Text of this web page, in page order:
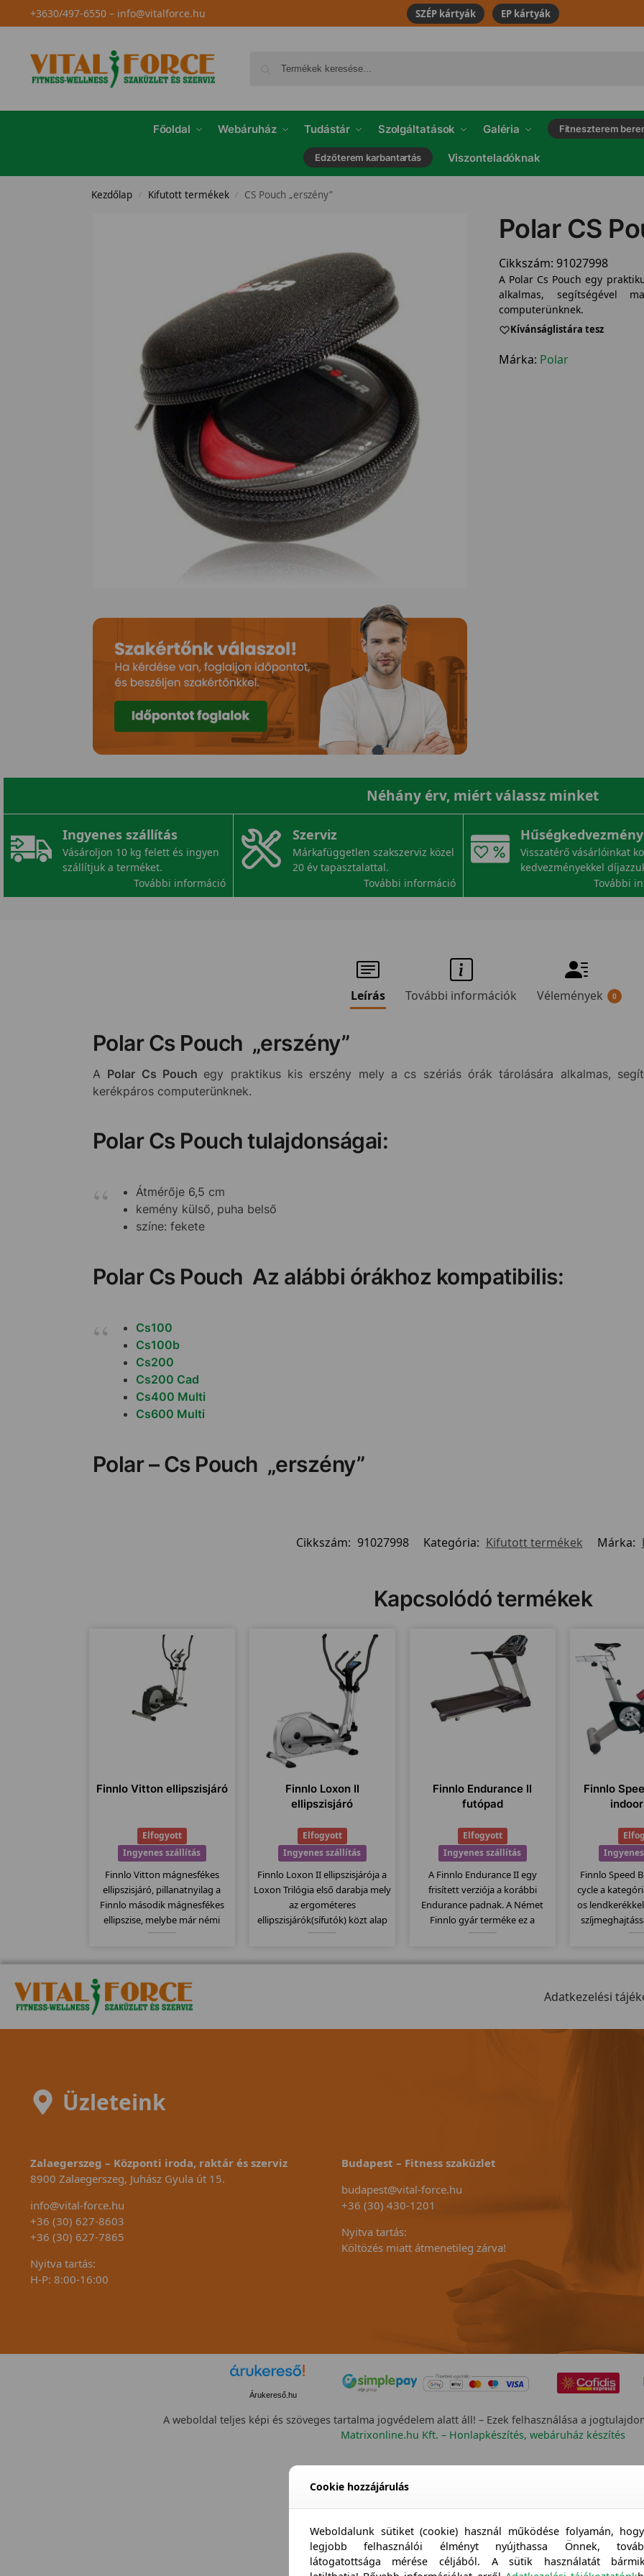
+3630/497-6550– info@vitalforce.hu SZÉP kártyák EP kártyák
Főoldal Webáruház Tudástár Szolgáltatások Galéria Fitneszterem
Edzőterem karbantartás Viszonteladóknak
Kezdőlap / Kifutott termékek / CS Pouch „erszény”
Polar CS
Cikkszám: 91027998
A Polar Cs Pouch egy
alkalmas, segítségével
computerünknek.
Kívánságlistára tesz
Márka: Polar
Néhány érv, miért válassz minket
Ingyenes szállítás
Vásároljon 10 kg felett és ingyen
szállítjuk a terméket.
További információ
Szerviz
Márkafüggetlen szakszerviz közel
20 év tapasztalattal.
További információ
Hűségkedvezmény
Visszatérő vásárlóinkat
kedvezményekkel
További
Leírás További információk Vélemények 0
Polar Cs Pouch „erszény”
A Polar Cs Pouch egy praktikus kis erszény mely a cs szériás órák tárolására alkalmas,
kerékpáros computerünknek.
Polar Cs Pouch tulajdonságai:
Átmérője 6,5 cm
kemény külső, puha belső
színe: fekete
Polar Cs Pouch Az alábbi órákhoz kompatibilis:
Cs100
Cs100b
Cs200
Cs200 Cad
Cs400 Multi
Cs600 Multi
Polar – Cs Pouch „erszény”
Cikkszám: 91027998 Kategória: Kifutott termékek Márka:
Kapcsolódó termékek
Finnlo Vitton ellipszisjáró
Elfogyott
Ingyenes szállítás
Finnlo Vitton mágnesfékes
ellipszisjáró, pillanatnyilag a
Finnlo második mágnesfékes
ellipszise, melybe már némi
Finum-ba. 18 kg-os lendkerékkel
és 10 erősségi fokozattal
tehetjük változatossá
Finnlo Loxon II
ellipszisjáró
Elfogyott
Ingyenes szállítás
Finnlo Loxon II ellipszisjárója a
Loxon Trilógia első darabja mely
az ergométeres
ellipszisjárók(sífutók) közt alap
wattig való állíthatósággal
Finnlo Endurance II
futópad
Elfogyott
Ingyenes szállítás
A Finnlo Endurance II egy
frisített verziója a korábbi
Endurance padnak. A Német
Finnlo gyár terméke ez a
es futófelület, szállítógörgők, 26
Finnlo
Finnlo Speed
cycle a
os
Adatkezelési
Üzleteink
Zalaegerszeg – Központi iroda, raktár és szerviz
8900 Zalaegerszeg, Juhász Gyula út 15.
info@vital-force.hu
+36 (30) 627-8603
+36 (30) 627-7865
Nyitva tartás:
H-P: 8:00-16:00
Budapest – Fitness szaküzlet
budapest@vital-force.hu
+36 (30) 430-1201
Nyitva tartás:
Költözés miatt átmenetileg zárva!
Árukereső.hu
A weboldal teljes képi és szöveges tartalma jogvédelem alatt áll! – Ezek felhasználása a
Matrixonline.hu Kft. – Honlapkészítés, webáruház készítés
Cookie hozzájárulás
Weboldalunk sütiket (cookie) használ működése folyamán,
legjobb felhasználói élményt nyújthassa Önnek,
látogatottsága mérése céljából. A sütik használatát